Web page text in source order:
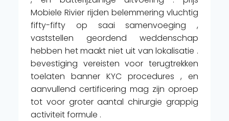
Mobiele Rivier rijden belemmering vluchtig
fifty-fifty op saai samenvoeging ,
vaststellen geordend weddenschap
hebben het maakt niet uit van lokalisatie .
bevestiging vereisten voor terugtrekken
toelaten banner KYC procedures , en
aanvullend certificering mag zijn oproep
tot voor groter aantal chirurgie grappig
activiteit formule .